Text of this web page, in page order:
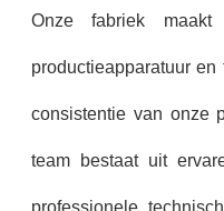
Onze fabriek maakt
productieapparatuur
consistentie van onze
team bestaat uit
professionele